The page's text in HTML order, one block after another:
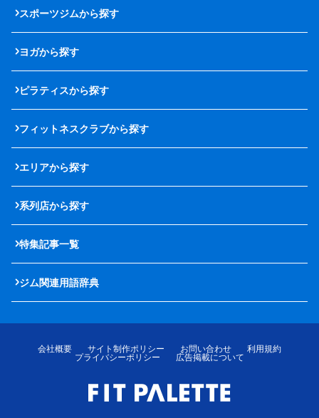
スポーツジムから探す
ヨガから探す
ピラティスから探す
フィットネスクラブから探す
エリアから探す
系列店から探す
特集記事一覧
ジム関連用語辞典
会社概要 サイト制作ポリシー お問い合わせ
利用規約
プライバシーポリシー
広告掲載について